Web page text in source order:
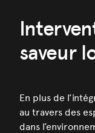
saveur
En plus de
au travers des
dans